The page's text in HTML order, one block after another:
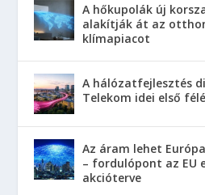
A hőkupolák új
alakítják át az
klímapiacot
A hálózatfejlesztés
Telekom idei első
Az áram lehet
– fordulópont az EU
akcióterve